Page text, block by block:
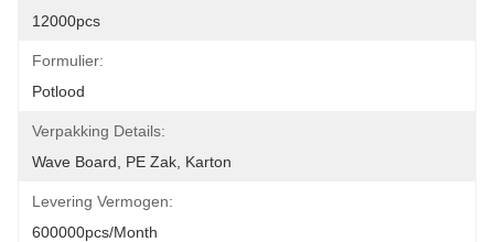
12000pcs
Formulier:
Potlood
Verpakking Details:
Wave Board, PE Zak, Karton
Levering Vermogen:
600000pcs/month